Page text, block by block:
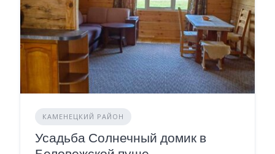
КАМЕНЕЦКИЙ РАЙОН
Усадьба Солнечный домик в